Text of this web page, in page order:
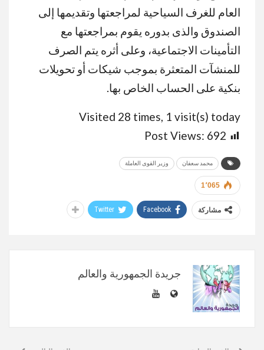
العام للغرف السياحية لمراجعتها وتقديمها إلى
الصندوق والذى بدوره يقوم بمراجعتها مع
التأمينات الاجتماعية، وعلى أثره يتم الصرف
للمنشآت المتعثرة بموجب شيكات أو تحويلات
بنكية على الحساب الخاص بها.
Visited 28 times, 1 visit(s) today
Post Views: 692
محمد سعفان وزير القوى العاملة
1٬065
مشاركة Facebook
Twitter
جريدة الجمهورية والعالم